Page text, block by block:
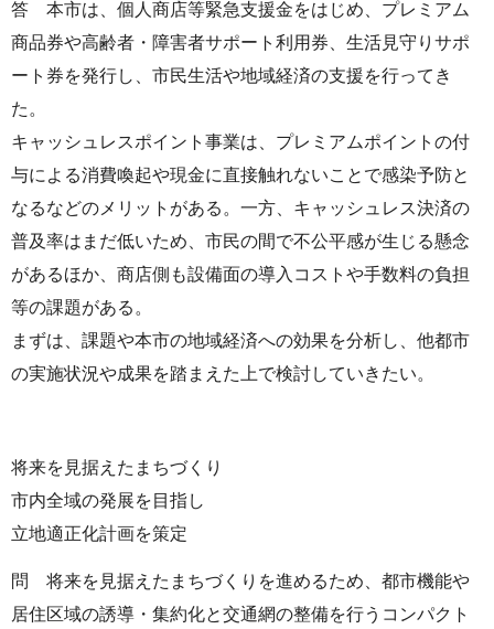
答 本市は、個人商店等緊急支援金をはじめ、プレミアム
商品券や高齢者・障害者サポート利用券、生活見守りサポ
ート券を発行し、市民生活や地域経済の支援を行ってき
た。
キャッシュレスポイント事業は、プレミアムポイントの付
与による消費喚起や現金に直接触れないことで感染予防と
なるなどのメリットがある。一方、キャッシュレス決済の
普及率はまだ低いため、市民の間で不公平感が生じる懸念
があるほか、商店側も設備面の導入コストや手数料の負担
等の課題がある。
まずは、課題や本市の地域経済への効果を分析し、他都市
の実施状況や成果を踏まえた上で検討していきたい。
将来を見据えたまちづくり
市内全域の発展を目指し
立地適正化計画を策定
問 将来を見据えたまちづくりを進めるため、都市機能や
居住区域の誘導・集約化と交通網の整備を行うコンパクト